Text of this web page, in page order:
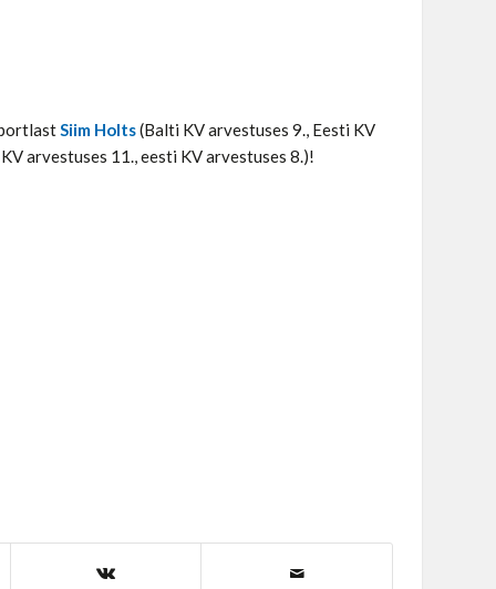
Siim Holts(Balti KV arvestuses 9., Eesti KV
arvestuses 11., eesti KV arvestuses 8.)!